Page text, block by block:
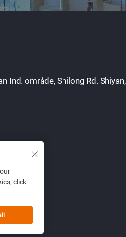
Ind. område, Shilong Rd. Shiyan,
click